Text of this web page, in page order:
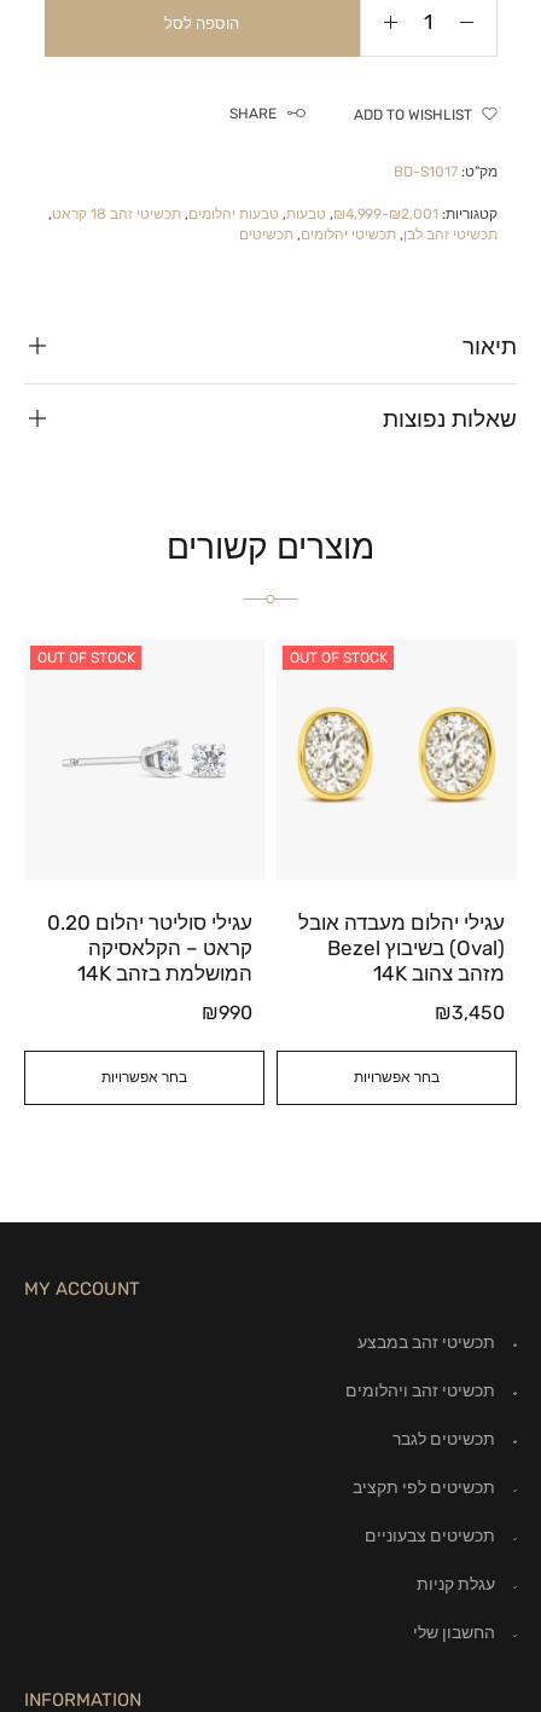
הוספה לסל
ADD TO WISHLIST
SHARE
מק"ט:BD-S1017
קטגוריות:₪2,001-₪4,999
, טבעות, טבעות יהלומים,תכשיטי זהב 18 קראט
,
תכשיטי זהב לבן,תכשיטי יהלומים,תכשיטים
תיאור
שאלות נפוצות
מוצרים קשורים
OUT OF STOCK
בחר אפשרויות
עגילי יהלום מעבדה אובל
(Oval) בשיבוץ Bezel
מזהב צהוב 14K
₪3,450
OUT OF STOCK
בחר אפשרויות
עגילי סוליטר יהלום 0.20
קראט – הקלאסיקה
המושלמת בזהב 14K
₪990
MY ACCOUNT
תכשיטי זהב במבצע
תכשיטי זהב ויהלומים
תכשיטים לגבר
תכשיטים לפי תקציב
תכשיטים צבעוניים
עגלת קניות
החשבון שלי
INFORMATION